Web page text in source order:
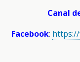
Canal
Facebook: